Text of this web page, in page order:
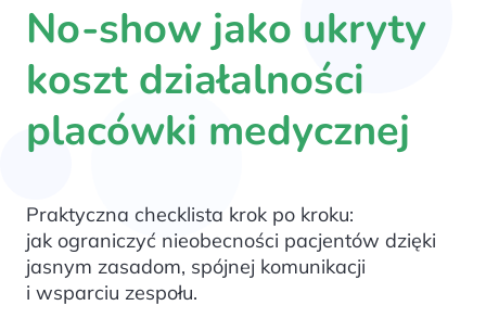
No-show jako ukryty
koszt działalności
placówki medycznej
Praktyczna checklista krok po kroku:
jak ograniczyć nieobecności pacjentów dzięki
jasnym zasadom, spójnej komunikacji
i wsparciu zespołu.